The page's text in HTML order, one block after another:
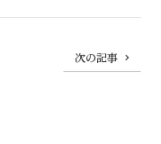
次の記事